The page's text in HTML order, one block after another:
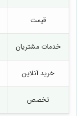
قیمت
خدمات مشتریان
خرید آنلاین
تخصص